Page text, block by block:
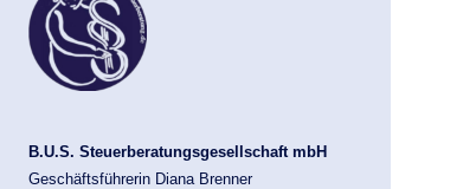
B.U.S. Steuerberatungsgesellschaft mbH
Geschäftsführerin Diana Brenner